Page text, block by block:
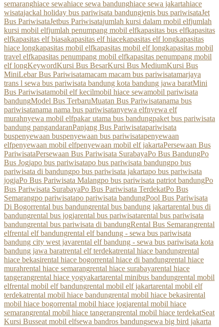
semaranghiace sewahiace sewa bandunghiace sewa jakartahiace
wisatajackal holiday bus pariwisata bandungjenis bus pariwisataJet
Bus PariwisataJetbus Pariwisatajumlah kursi dalam mobil elfjumlah
kursi mobil elfjumlah penumpang mobil elfkapasitas bus elfkapasitas
elfkapasitas elf biasakapasitas elf hiacekapasitas elf longkapasitas
hiace longkapasitas mobil elfkapasitas mobil elf longkapasitas mobil
travel elfkapasitas penumpang mobil elfkapasitas penumpang mobil
elf longKeywordKursi Bus BesarKursi Bus MediumKursi Bus
MiniLebar Bus Pariwisatamacam macam bus pariwisatamarjaya
trans l sewa bus pariwisata bandung kota bandung jawa baratMini
Bus Pariwisatamobil elf kecilmobil hiace sewamobil pariwisata
bandungModel Bus TerbaruMuatan Bus Pariwisatanama bus
pariwisatanama nama bus pariwisatanyewa elfnyewa elf
murahnyewa mobil elfpakar utama bus bandungpaket bus pariwisata
bandung pangandaranPanjang Bus Pariwisatapariwisata
buspenyewaan buspenyewaan bus pariwisatapenyewaan
elfpenyewaan mobil elfpenyewaan mobil elf jakartaPersewaan Bus
PariwisataPersewaan Bus Pariwisata SurabayaPo Bus BandungPo
Bus Jogjapo bus pariwisatapo bus pariwisata bandungpo bus
pariwisata di bandungpo bus pariwisata jakartapo bus pariwisata
jogjaPo Bus Pariwisata Malangpo bus pariwisata patriot bandungPo
Bus Pariwisata SurabayaPo Bus Pariwisata TerdekatPo Bus
Semarangpo pariwisatapo pariwisata bandungPool Bus Pariwisata
Di Bogorrental bus bandungrental bus bandung jakartarental bus di
bandungrental bus jogjarental bus pariwisatarental bus pariwisata
bandungrental bus pariwisata di bandungRental Bus Semarangrental
elfrental elf bandungrental elf bandung - sewa bus pariwisata
bandung city west javarental elf bandung - sewa bus pariwisata kota
bandung jawa baratrental elf terdekatrental hiace bandungrental
hiace bekasirental hiace bogorrental hiace di bandungrental hiace
murahrental hiace semarangrental hiace surabayarental hiace
tangerangrental hiace yogyakartarental minibus bandungrental mobil
elfrental mobil elf bandungrental mobil elf jakartarental mobil elf
terdekatrental mobil hiace bandungrental mobil hiace bekasirental
mobil hiace bogorrental mobil hiace jogjarental mobil hiace
semarangrental mobil hiace tangerangrental mobil hiace terdekatSeat
Kursi Busseat mobil elfsewa bandros bandungsewa big bird jakarta